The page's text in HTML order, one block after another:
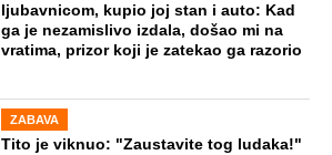
ljubavnicom, kupio joj stan i auto: Kad
ga je nezamislivo izdala, došao mi na
vratima, prizor koji je zatekao ga razorio
ZABAVA
Tito je viknuo: "Zaustavite tog ludaka!"